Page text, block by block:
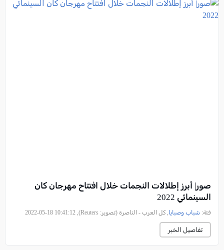
صور| أبرز إطلالات النجمات خلال افتتاح مهرجان كان
السينمائي 2022
فئة: شباب وصبايا, كل العرب - الناصرة (تصوير: Reuters), 2022-05-18 10:41:12
تفاصيل الخبر